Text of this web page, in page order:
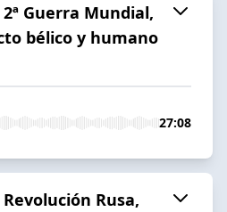
2ª Guerra Mundial,
bélico y humano
27:08
Revolución Rusa,